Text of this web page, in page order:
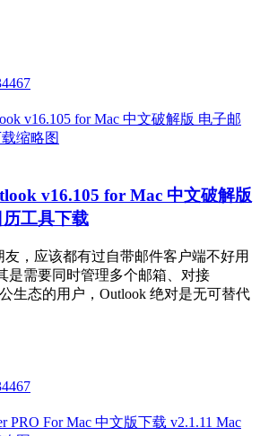
v16.105 for Mac 中文破解版
工具下载
友，应该都有过自带邮件客户端不好用
需要同时管理多个邮箱、对接
生态的用户，Outlook 绝对是无可替代